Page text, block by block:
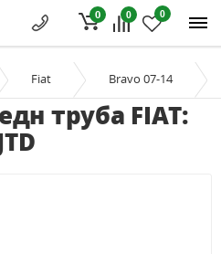
0 0
0
Fiat Bravo 07-14
труба FIAT: